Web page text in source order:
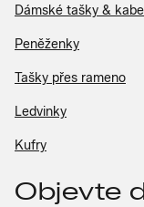
Dámské tašky &
Peněženky
Tašky přes rameno
Ledvinky
Kufry
Objevte